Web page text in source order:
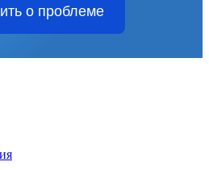
о проблеме